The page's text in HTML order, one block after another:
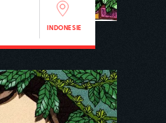
INDONESIE